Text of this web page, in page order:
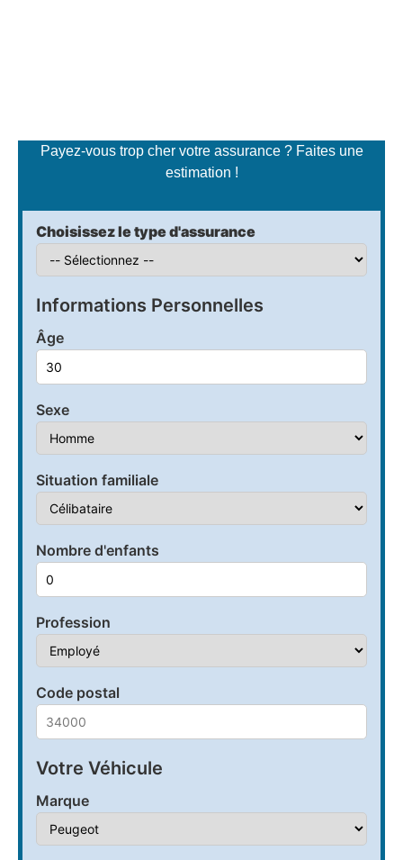
Payez-vous trop cher votre assurance ? Faites une
estimation !
Choisissez le type d'assurance
Informations Personnelles
Âge
Sexe
Situation familiale
Nombre d'enfants
Profession
Code postal
Votre Véhicule
Marque